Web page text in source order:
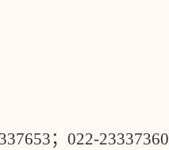
；022-23337360